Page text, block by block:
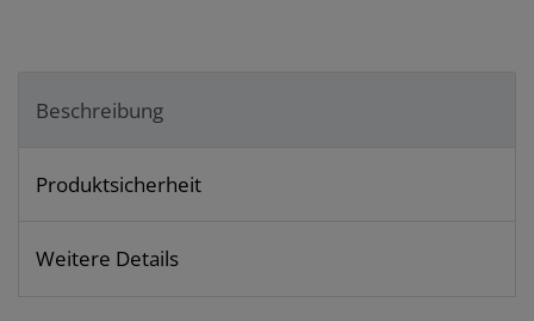
Beschreibung
Produktsicherheit
Weitere Details